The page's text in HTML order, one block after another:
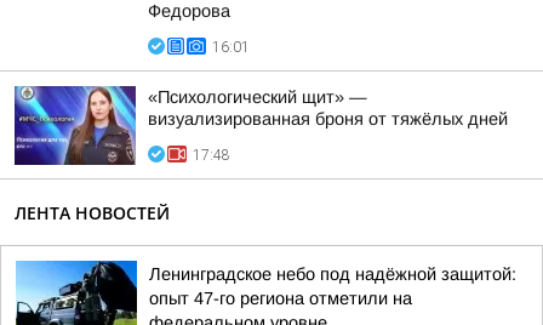
Федорова
16:01
«Психологический щит» —
визуализированная броня от тяжёлых дней
17:48
ЛЕНТА НОВОСТЕЙ
Ленинградское небо под надёжной защитой:
опыт 47-го региона отметили на